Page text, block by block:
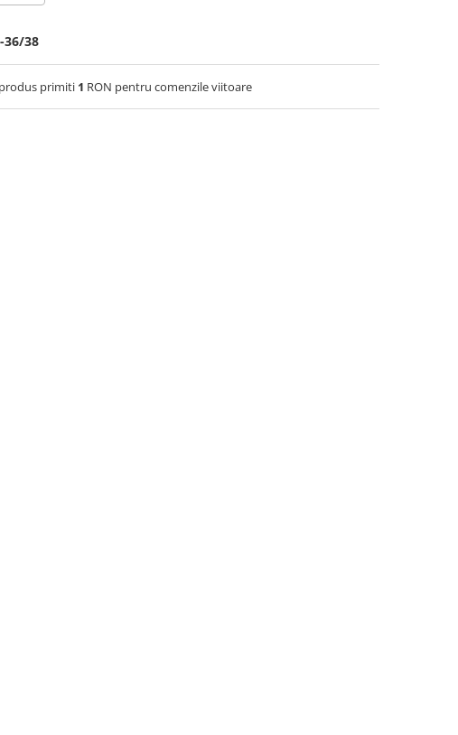
36/38
primiti 1 RON pentru comenzile viitoare